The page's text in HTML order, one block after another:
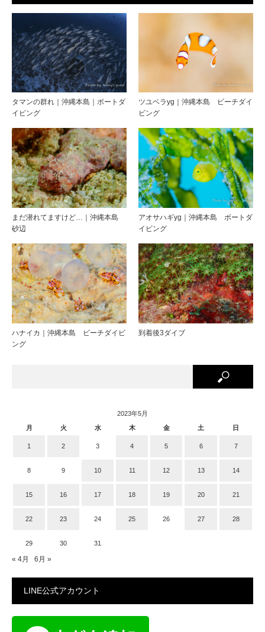
タマンの群れ｜沖縄本島｜ボートダ
イビング
ツユベラyg｜沖縄本島 ビーチダイ
ビング
まだ潜れてますけど…｜沖縄本島
砂辺
アオサハギyg｜沖縄本島 ボートダ
イビング
ハナイカ｜沖縄本島 ビーチダイビ
ング
到着後3ダイブ
2023年5月
月
火 水 木 金 土 日
1 2 3 4 5 6 7
8 9 10 11 12 13 14
15 16 17 18 19 20 21
22 23 24 25 26 27 28
29 30 31
« 4月 6月 »
LINE公式アカウント